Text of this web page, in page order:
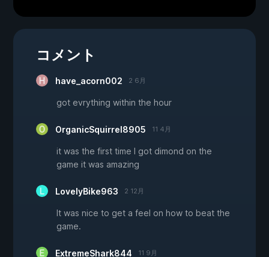
コメント
have_acorn002 2 6月
got evrything within the hour
OrganicSquirrel8905 11 4月
it was the first time I got dimond on the
game it was amazing
LovelyBike963 2 12月
It was nice to get a feel on how to beat the
game.
ExtremeShark844 11 9月